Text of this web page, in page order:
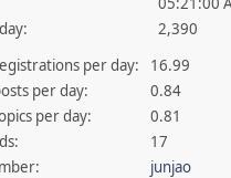
2,390
per day:
16.99
per day:
0.84
per day:
0.81
17
junjao